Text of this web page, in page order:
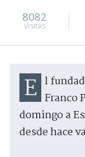
8082
visitas
El fundador del Partido de la Gente (PDG), Franco
domingo a
desde hace